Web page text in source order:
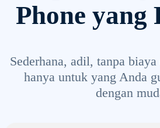
Phone yang
Sederhana, adil, tanpa
hanya untuk yang Anda
dengan